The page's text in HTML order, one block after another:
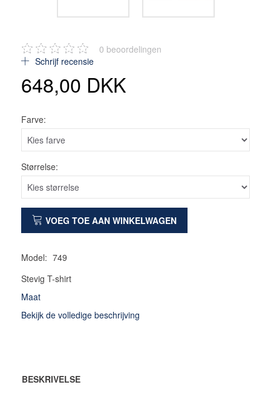
0 beoordelingen
Schrijf recensie
648,00 DKK
Farve:
Størrelse:
VOEG TOE AAN WINKELWAGEN
Model: 749
Stevig T-shirt
Maat
Bekijk de volledige beschrijving
BESKRIVELSE